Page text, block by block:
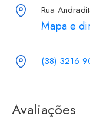
Rua
Mapa e
(38) 3216
Avaliações